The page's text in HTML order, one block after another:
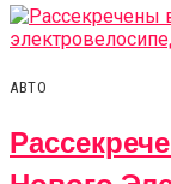
АВТО